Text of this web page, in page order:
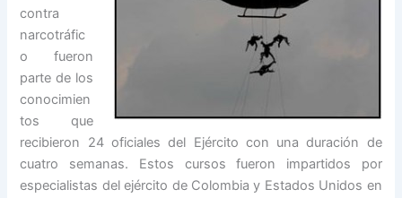
contra
narcotráfic
o fueron
parte de los
conocimien
tos que
recibieron 24 oficiales del Ejército con una duración de
cuatro semanas. Estos cursos fueron impartidos por
especialistas del ejército de Colombia y Estados Unidos en